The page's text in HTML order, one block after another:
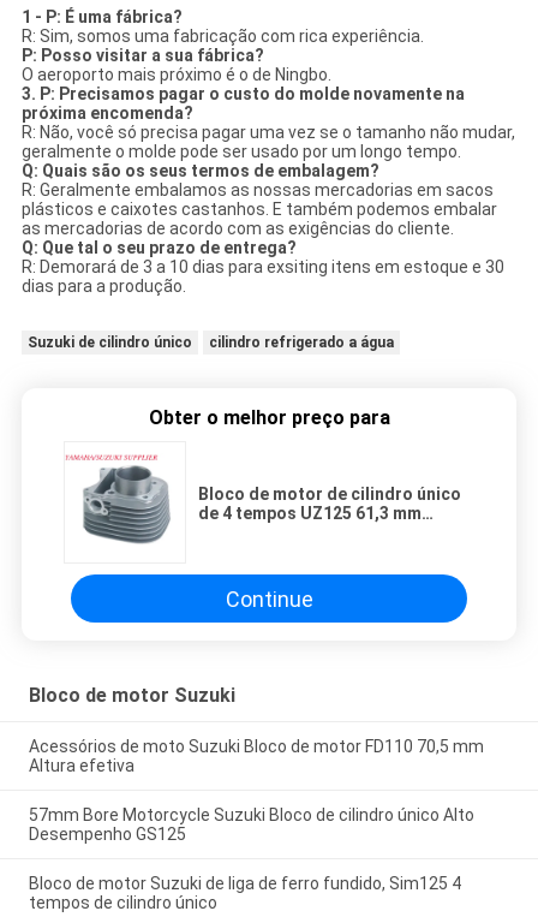
1 - P: É uma fábrica?
R: Sim, somos uma fabricação com rica experiência.
P: Posso visitar a sua fábrica?
O aeroporto mais próximo é o de Ningbo.
3. P: Precisamos pagar o custo do molde novamente na
próxima encomenda?
R: Não, você só precisa pagar uma vez se o tamanho não mudar,
geralmente o molde pode ser usado por um longo tempo.
Q: Quais são os seus termos de embalagem?
R: Geralmente embalamos as nossas mercadorias em sacos
plásticos e caixotes castanhos. E também podemos embalar
as mercadorias de acordo com as exigências do cliente.
Q: Que tal o seu prazo de entrega?
R: Demorará de 3 a 10 dias para exsiting itens em estoque e 30
dias para a produção.
Suzuki de cilindro único cilindro refrigerado a água
Obter o melhor preço para
Bloco de motor de cilindro único
de 4 tempos UZ125 61,3 mm
Continue
Bloco de motor Suzuki
Acessórios de moto Suzuki Bloco de motor FD110 70,5 mm
Altura efetiva
57mm Bore Motorcycle Suzuki Bloco de cilindro único Alto
Desempenho GS125
Bloco de motor Suzuki de liga de ferro fundido, Sim125 4
tempos de cilindro único